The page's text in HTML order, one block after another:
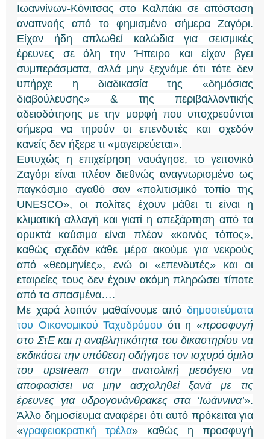
Ιωαννίνων-Κόνιτσας στο Καλπάκι σε απόσταση
αναπνοής από το φημισμένο σήμερα Ζαγόρι.
Είχαν ήδη απλωθεί καλώδια για σεισμικές
έρευνες σε όλη την Ήπειρο και είχαν βγει
συμπεράσματα, αλλά μην ξεχνάμε ότι τότε δεν
υπήρχε η διαδικασία της «δημόσιας
διαβούλευσης» & της περιβαλλοντικής
αδειοδότησης με την μορφή που υποχρεούνται
σήμερα να τηρούν οι επενδυτές και σχεδόν
κανείς δεν ήξερε τι «μαγειρεύεται».
Ευτυχώς η επιχείρηση ναυάγησε, το γειτονικό
Ζαγόρι είναι πλέον διεθνώς αναγνωρισμένο ως
παγκόσμιο αγαθό σαν «πολιτισμικό τοπίο της
UNESCO», οι πολίτες έχουν μάθει τι είναι η
κλιματική αλλαγή και γιατί η απεξάρτηση από τα
ορυκτά καύσιμα είναι πλέον «κοινός τόπος»,
καθώς σχεδόν κάθε μέρα ακούμε για νεκρούς
από «θεομηνίες», ενώ οι «επενδυτές» και οι
εταιρείες τους δεν έχουν ακόμη πληρώσει τίποτε
από τα σπασμένα….
Με χαρά λοιπόν μαθαίνουμε από δημοσιεύματα
του Οικονομικού Ταχυδρόμου ότι η«προσφυγή
στο ΣτΕ και η αναβλητικότητα του δικαστηρίου να
εκδικάσει την υπόθεση οδήγησε τον ισχυρό όμιλο
του upstream στην ανατολική μεσόγειο να
αποφασίσει να μην ασχοληθεί ξανά με τις
έρευνες για υδρογονάνθρακες στα ‘Ιωάννινα’».
Άλλο δημοσίευμα αναφέρει ότι αυτό πρόκειται για
«γραφειοκρατική τρέλα» καθώς η προσφυγή